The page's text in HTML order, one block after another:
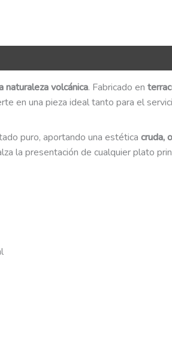
naturaleza volcánica. Fabricado en
en una pieza ideal tanto para el
puro, aportando una estética cruda,
la presentación de cualquier plato